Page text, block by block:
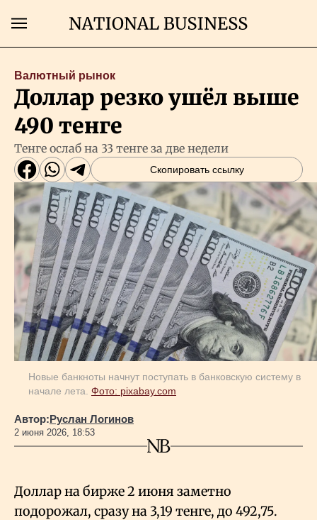
Главная
Экономика
Бизнес
Рынки
Технологии
Власть
Геополитика
Люди
Life & Arts
Валютный рынок
Доллар резко ушёл выше
490 тенге
Тенге ослаб на 33 тенге за две недели
Скопировать ссылку
Новые банкноты начнут поступать в банковскую систему в
начале лета. Фото: pixabay.com
Автор:Руслан Логинов
2 июня 2026, 18:53
Доллар на бирже 2 июня заметно
подорожал, сразу на 3,19 тенге, до 492,75.